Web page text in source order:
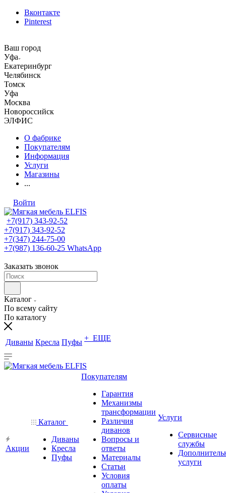
Вконтакте
Pinterest
Ваш город
Уфа
Екатеринбург
Челябинск
Томск
Уфа
Москва
Новороссийск
ЭЛФИС
О фабрике
Покупателям
Информация
Услуги
Магазины
...
Войти
+7(917) 343-92-52
+7(917) 343-92-52
+7(347) 244-75-00
+7(987) 136-60-25 WhatsApp
Заказать звонок
Каталог
По всему сайту
По каталогу
Диваны Кресла Пуфы + ЕЩЕ
Акции
Каталог
Диваны
Кресла
Пуфы
Покупателям
Гарантия
Механизмы
трансформации
Различия
диванов
Вопросы и
ответы
Материалы
Статьи
Условия
оплаты
Услуги
Сервисные
службы
услуги